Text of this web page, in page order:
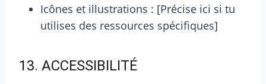
Icônes et illustrations : [Précise ici si tu
utilises des ressources spécifiques]
13. ACCESSIBILITÉ